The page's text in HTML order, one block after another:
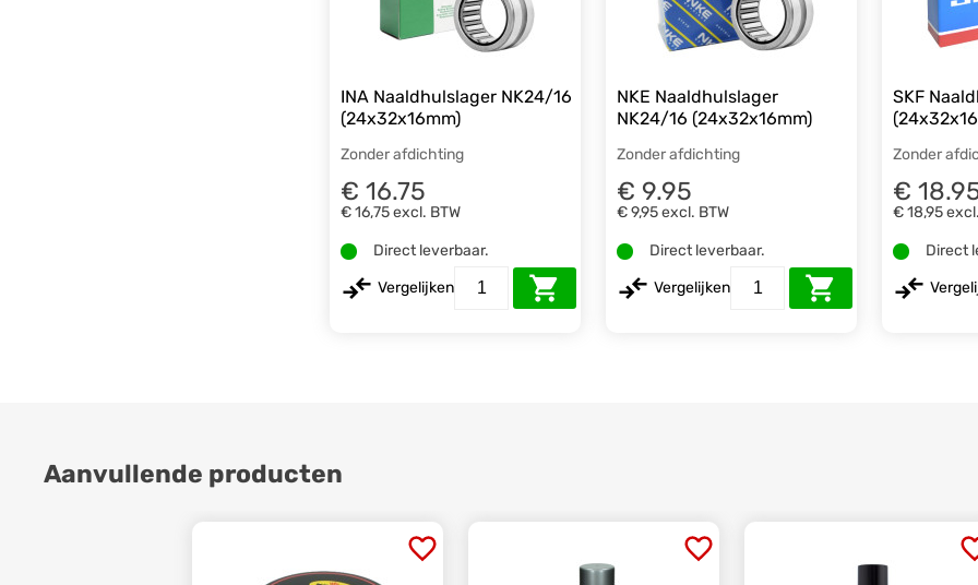
INA Naaldhulslager NK24/16
(24x32x16mm)
Zonder afdichting
€ 16.75
€ 16,75 excl. BTW
Direct leverbaar.
Vergelijken
NKE Naaldhulslager
NK24/16 (24x32x16mm)
Zonder afdichting
€ 9.95
€ 9,95 excl. BTW
Direct leverbaar.
Vergelijken
SKF
Zonder
€
€ 18,95
Direct
Aanvullende producten